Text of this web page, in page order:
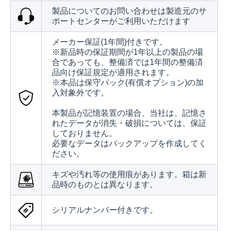
製品についてのお問い合わせは製造元のサ
ポートセンターがご利用いただけます
メーカー保証(1年間)付きです。
※新品時の保証期間が1年以上の製品の場
合であっても、整備済では1年間の整備済
品向け保証規定が適用されます。
※本品は保守パック(有償オプション)の加
入対象外です。
本製品が記憶装置の場合、当社は、記憶さ
れたデータが消失・破損については、保証
しておりません。
必要なデータはバックアップを作成してく
ださい。
キズや汚れ等の使用痕があります。箱は新
品時のものとは異なります。
シリアルナンバー付きです。